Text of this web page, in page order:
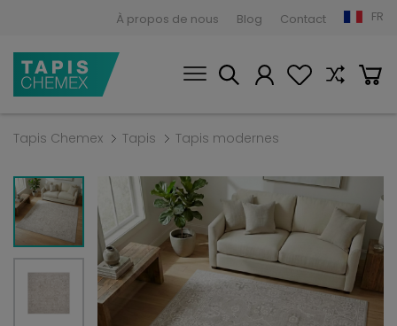
À propos de nous Blog Contact FR
Tapis Chemex Tapis Tapis modernes